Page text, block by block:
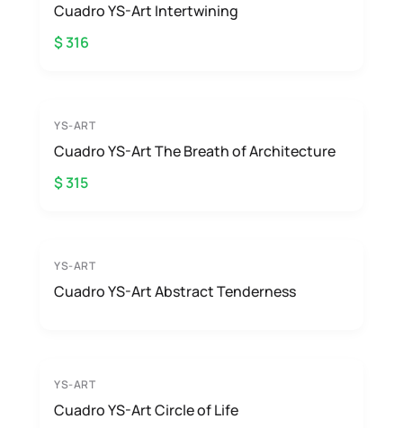
Cuadro YS-Art Intertwining
$ 316
YS-ART
Cuadro YS-Art The Breath of Architecture
$ 315
YS-ART
Cuadro YS-Art Abstract Tenderness
YS-ART
Cuadro YS-Art Circle of Life